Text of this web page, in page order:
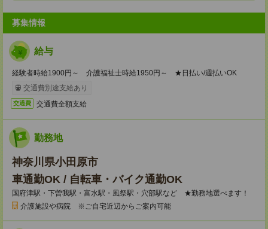
募集情報
給与
経験者時給1900円～ 介護福祉士時給1950円～ ★日払い/週払いOK
交通費別途支給あり
交通費 交通費全額支給
勤務地
神奈川県小田原市
車通勤OK / 自転車・バイク通勤OK
国府津駅・下曽我駅・富水駅・風祭駅・穴部駅など ★勤務地選べます！
介護施設や病院 ※ご自宅近辺からご案内可能